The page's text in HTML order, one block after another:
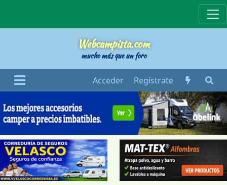
Webcampista.com
mucho más que un foro
Acceder Regístrate